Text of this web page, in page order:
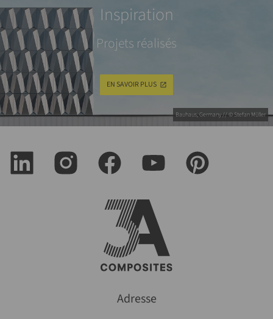
Bauhaus, Germany // © Stefan Müller
Inspiration
Projets réalisés
EN SAVOIR PLUS
Adresse